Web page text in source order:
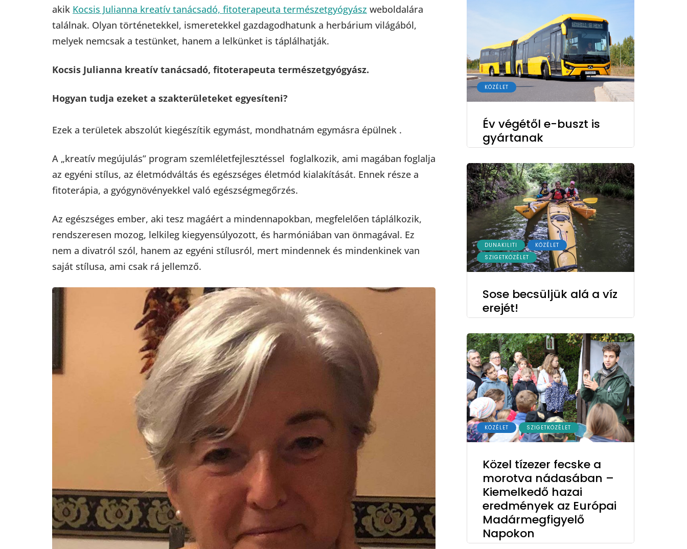
akik Kocsis Julianna kreatív tanácsadó, fitoterapeuta természetgyógyász weboldalára
találnak. Olyan történetekkel, ismeretekkel gazdagodhatunk a herbárium világából,
melyek nemcsak a testünket, hanem a lelkünket is táplálhatják.
Kocsis Julianna kreatív tanácsadó, fitoterapeuta természetgyógyász.
Hogyan tudja ezeket a szakterületeket egyesíteni?
Ezek a területek abszolút kiegészítik egymást, mondhatnám egymásra épülnek .
A „kreatív megújulás” program szemléletfejlesztéssel foglalkozik, ami magában foglalja
az egyéni stílus, az életmódváltás és egészséges életmód kialakítását. Ennek része a
fitoterápia, a gyógynövényekkel való egészségmegőrzés.
Az egészséges ember, aki tesz magáért a mindennapokban, megfelelően táplálkozik,
rendszeresen mozog, lelkileg kiegyensúlyozott, és harmóniában van önmagával. Ez
nem a divatról szól, hanem az egyéni stílusról, mert mindennek és mindenkinek van
saját stílusa, ami csak rá jellemző.
KÖZÉLET
Év végétől e-buszt is
gyártanak
DUNAKILITI
KÖZÉLET
SZIGETKÖZÉLET
Sose becsüljük alá a víz
erejét!
KÖZÉLET SZIGETKÖZÉLET
Közel tízezer fecske a
morotva nádasában –
Kiemelkedő hazai
eredmények az Európai
Madármegfigyelő
Napokon